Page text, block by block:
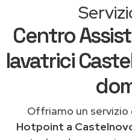
Centro
lavatrici
Offriamo un servizio
Hotpoint a